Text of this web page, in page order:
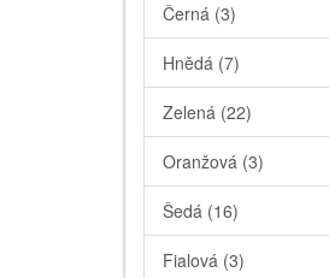
Černá (3)
Hnědá (7)
Zelená (22)
Oranžová (3)
Šedá (16)
Fialová (3)